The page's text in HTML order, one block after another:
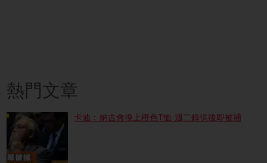
熱門文章
卡迪：納吉會換上橙色T恤 週二錄供後即被捕